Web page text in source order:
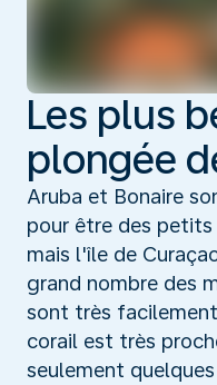
Les plus
plongée
Aruba et Bonaire
pour être des petits
mais l'île de
grand nombre des
sont très
corail est très
seulement